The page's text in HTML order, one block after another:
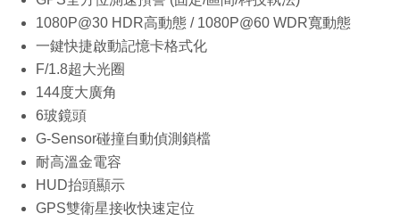
1080P@30 HDR高動態 / 1080P@60 WDR寬動態
一鍵快捷啟動記憶卡格式化
F/1.8超大光圈
144度大廣角
6玻鏡頭
G-Sensor碰撞自動偵測鎖檔
耐高溫金電容
HUD抬頭顯示
GPS雙衛星接收快速定位